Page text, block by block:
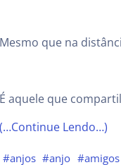
Mesmo que na
É aquele que
(…Continue Lendo…)
#anjos #anjo #amigos